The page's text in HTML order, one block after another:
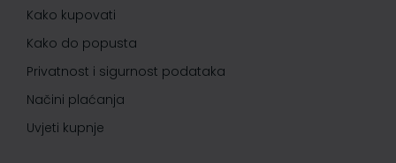
Kako kupovati
Kako do popusta
Privatnost i sigurnost podataka
Načini plaćanja
Uvjeti kupnje